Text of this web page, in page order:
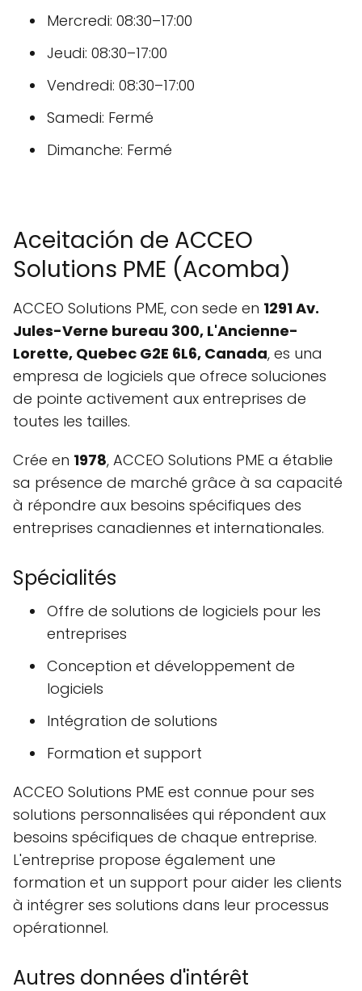
Mercredi: 08:30–17:00
Jeudi: 08:30–17:00
Vendredi: 08:30–17:00
Samedi: Fermé
Dimanche: Fermé
Aceitación de ACCEO
Solutions PME (Acomba)
ACCEO Solutions PME, con sede en 1291 Av.
Jules-Verne bureau 300, L'Ancienne-
Lorette, Quebec G2E 6L6, Canada, es una
empresa de logiciels que ofrece soluciones
de pointe activement aux entreprises de
toutes les tailles.
Crée en 1978, ACCEO Solutions PME a établie
sa présence de marché grâce à sa capacité
à répondre aux besoins spécifiques des
entreprises canadiennes et internationales.
Spécialités
Offre de solutions de logiciels pour les
entreprises
Conception et développement de
logiciels
Intégration de solutions
Formation et support
ACCEO Solutions PME est connue pour ses
solutions personnalisées qui répondent aux
besoins spécifiques de chaque entreprise.
L'entreprise propose également une
formation et un support pour aider les clients
à intégrer ses solutions dans leur processus
opérationnel.
Autres données d'intérêt